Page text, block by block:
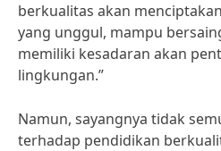
berkualitas akan
yang unggul, mampu
memiliki kesadaran akan
lingkungan.”
Namun, sayangnya tidak
terhadap pendidikan